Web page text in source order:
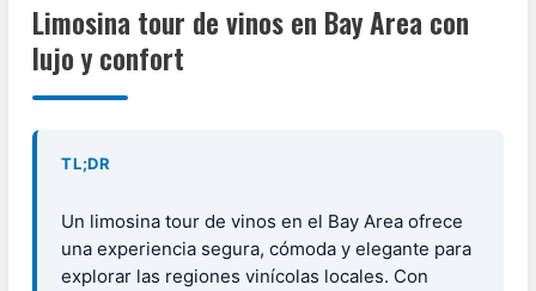
Limosina tour de vinos en Bay Area con
lujo y confort
TL;DR
Un limosina tour de vinos en el Bay Area ofrece
una experiencia segura, cómoda y elegante para
explorar las regiones vinícolas locales. Con